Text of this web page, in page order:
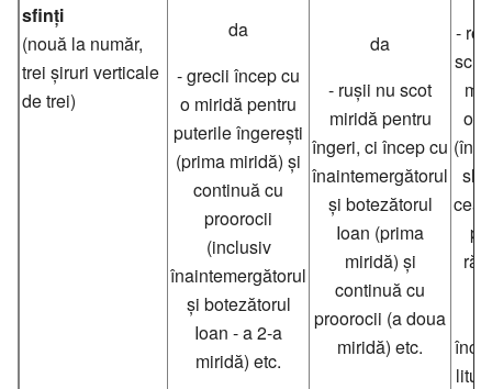
sfinți
(nouă la număr,
trei șiruri verticale
de trei)
da
- grecii încep cu
o miridă pentru
puterile îngerești
(prima miridă) și
continuă cu
proorocii
(inclusiv
înaintemergătorul
și botezătorul
Ioan - a 2-a
miridă) etc.
da
- rușii nu scot
miridă pentru
îngeri, ci încep cu
înaintemergătorul
și botezătorul
Ioan (prima
miridă) și
continuă cu
proorocii (a doua
miridă) etc.
-
ori
cea